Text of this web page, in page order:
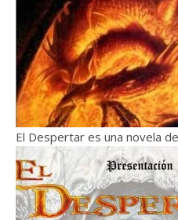
El Despertar es una novela